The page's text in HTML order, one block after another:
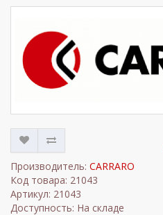
Производитель: CARRARO
Код товара: 21043
Артикул: 21043
Доступность: На складе